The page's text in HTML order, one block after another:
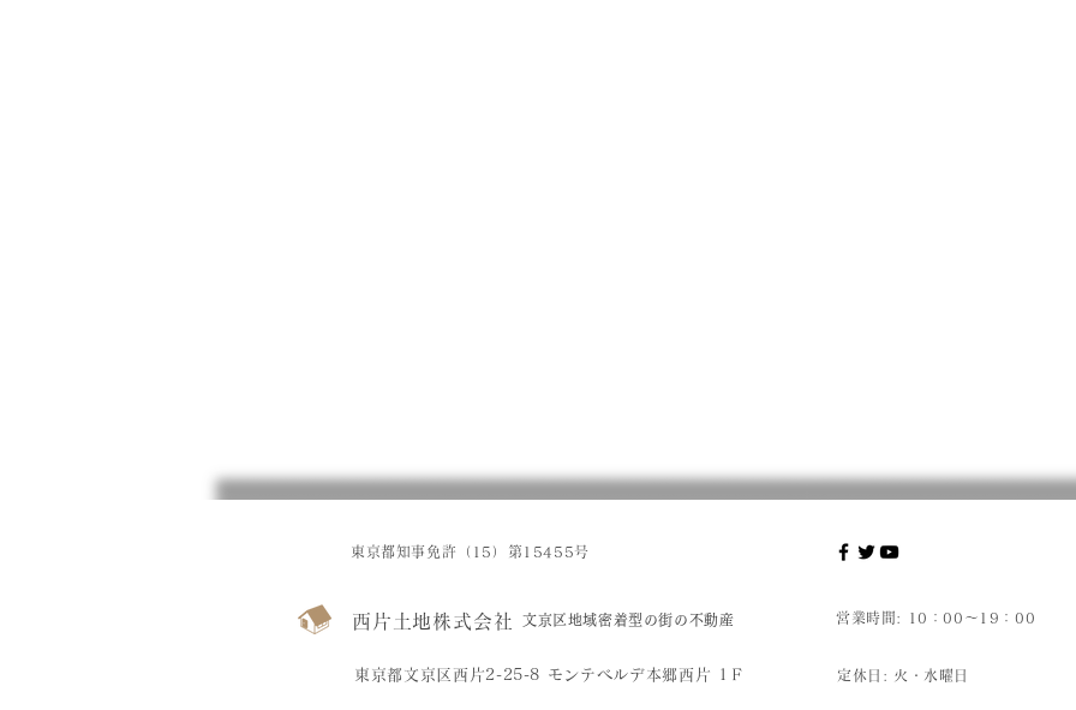
東京都知事免許（15）第15455号
西片土地株式会社 文京区地域密着型の街の不動産 営業時間: 10：00～19：00
東京都文京区西片2-25-8 モンテベルデ本郷西片 1Ｆ 定休日: 火・水曜日